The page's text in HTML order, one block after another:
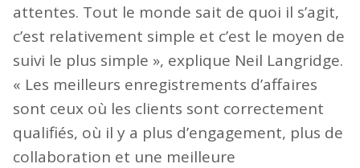
attentes. Tout le monde sait de quoi il s’agit,
c’est relativement simple et c’est le moyen de
suivi le plus simple », explique Neil Langridge.
« Les meilleurs enregistrements d’affaires
sont ceux où les clients sont correctement
qualifiés, où il y a plus d’engagement, plus de
collaboration et une meilleure